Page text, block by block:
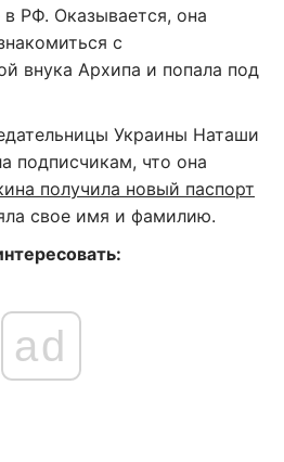
РФ. Оказывается, она
с
внука Архипа и попала под
Украины Наташи
подписчикам, что она
получила новый паспорт
свое имя и фамилию.
ad